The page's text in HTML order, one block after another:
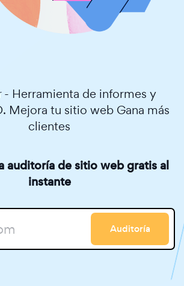
- Herramienta de informes y
Mejora tu sitio web Gana más
clientes
auditoría de sitio web gratis al
instante
Auditoría